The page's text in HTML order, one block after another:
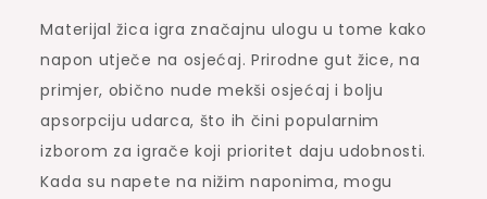
Materijal žica igra značajnu ulogu u tome kako
napon utječe na osjećaj. Prirodne gut žice, na
primjer, obično nude mekši osjećaj i bolju
apsorpciju udarca, što ih čini popularnim
izborom za igrače koji prioritet daju udobnosti.
Kada su napete na nižim naponima, mogu